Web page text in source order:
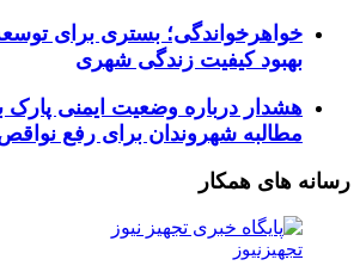
خواهرخواندگی؛ بستری برای
بهبود کیفیت زندگی شهری
هشدار درباره وضعیت ایمنی پارک
مطالبه شهروندان برای رفع
رسانه های همکار
تجهیزنیوز